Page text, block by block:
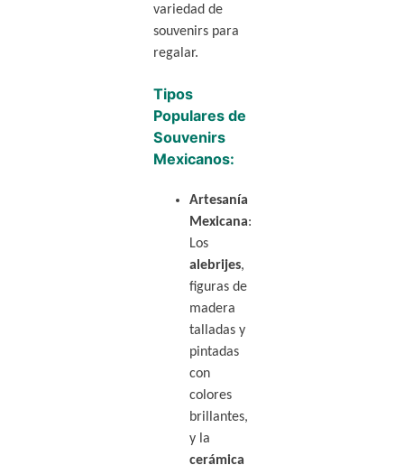
variedad de
souvenirs para
regalar.
Tipos
Populares de
Souvenirs
Mexicanos:
Artesanía
Mexicana:
Los
alebrijes,
figuras de
madera
talladas y
pintadas
con
colores
brillantes,
y la
cerámica